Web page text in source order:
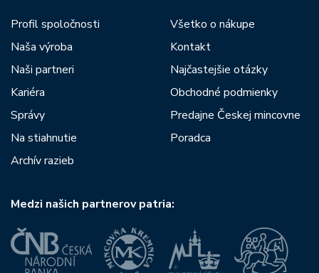
Profil spoločnosti
Naša výroba
Naši partneri
Kariéra
Správy
Na stiahnutie
Archív razieb
Všetko o nákupe
Kontakt
Najčastejšie otázky
Obchodné podmienky
Predajne Českej mincovne
Poradca
Medzi našich partnerov patria: